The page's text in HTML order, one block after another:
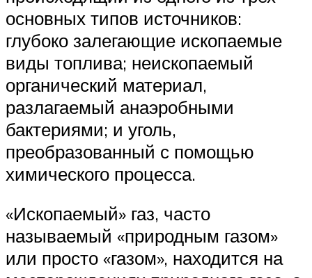
основных типов источников:
глубоко залегающие ископаемые
виды топлива; неископаемый
органический материал,
разлагаемый анаэробными
бактериями; и уголь,
преобразованный с помощью
химического процесса.
«Ископаемый» газ, часто
называемый «природным газом»
или просто «газом», находится на